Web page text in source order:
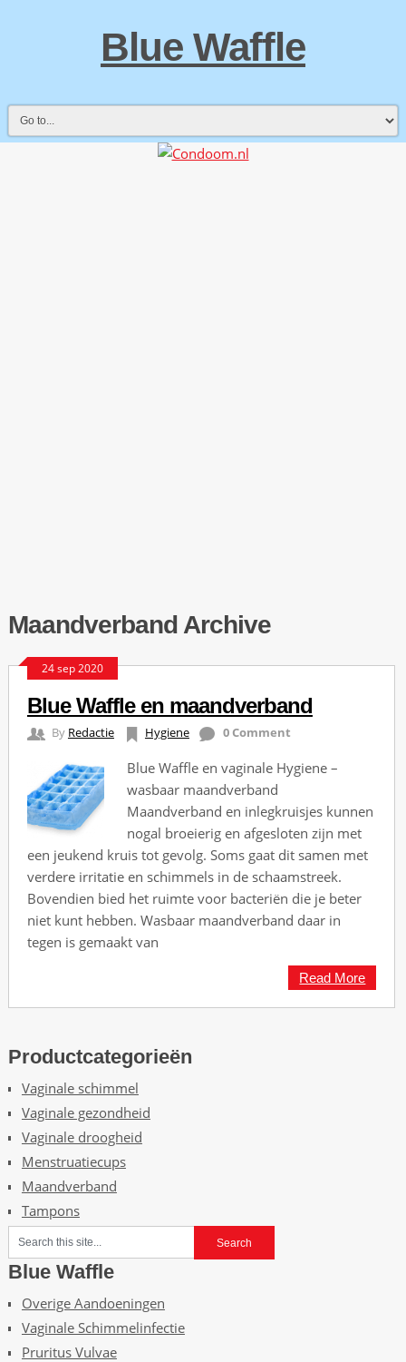
Blue Waffle
Maandverband Archive
24 sep 2020
Blue Waffle en maandverband
By Redactie Hygiene 0 Comment
Blue Waffle en vaginale Hygiene –
wasbaar maandverband
Maandverband en inlegkruisjes kunnen
nogal broeierig en afgesloten zijn met
een jeukend kruis tot gevolg. Soms gaat dit samen met
verdere irritatie en schimmels in de schaamstreek.
Bovendien bied het ruimte voor bacteriën die je beter
niet kunt hebben. Wasbaar maandverband daar in
tegen is gemaakt van
Read More
Productcategorieën
Vaginale schimmel
Vaginale gezondheid
Vaginale droogheid
Menstruatiecups
Maandverband
Tampons
Blue Waffle
Overige Aandoeningen
Vaginale Schimmelinfectie
Pruritus Vulvae